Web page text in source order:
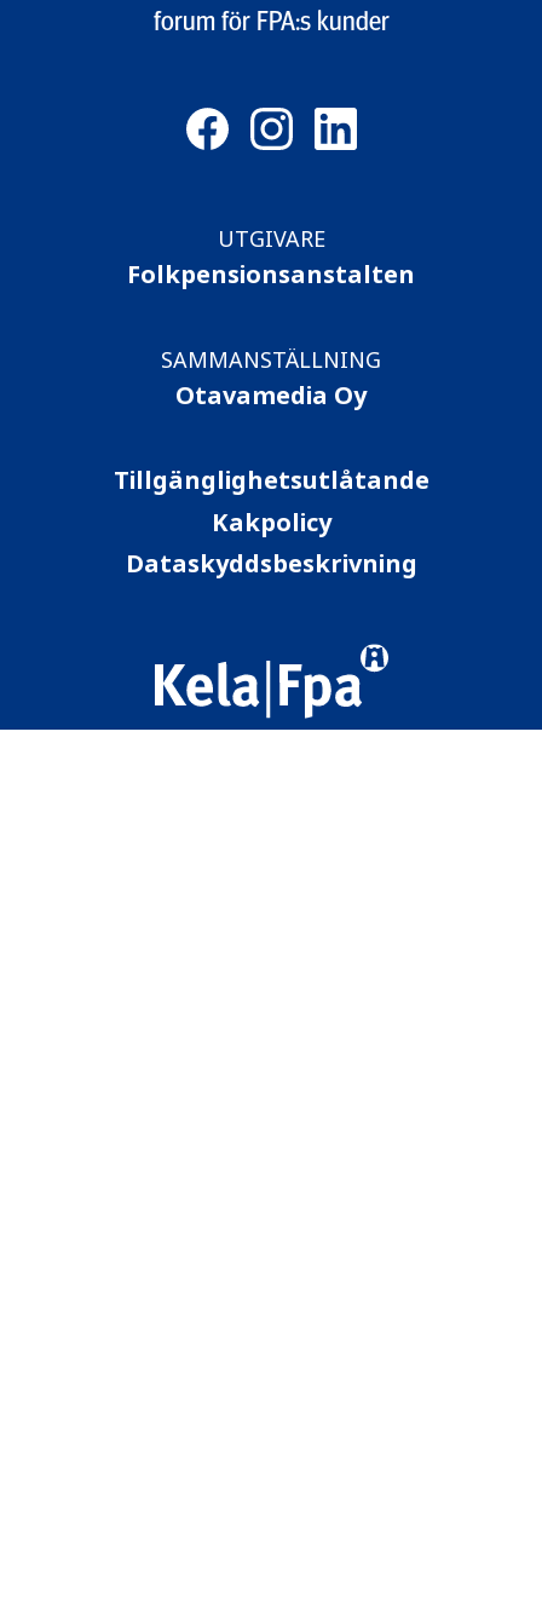
forum för FPA:s kunder
UTGIVARE
Folkpensionsanstalten
SAMMANSTÄLLNING
Otavamedia Oy
Tillgänglighetsutlåtande
Kakpolicy
Dataskyddsbeskrivning